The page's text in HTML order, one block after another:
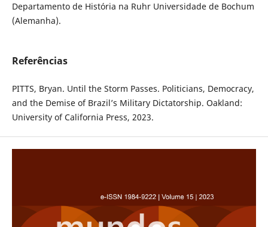
Departamento de História na Ruhr Universidade de Bochum
(Alemanha).
Referências
PITTS, Bryan. Until the Storm Passes. Politicians, Democracy,
and the Demise of Brazil’s Military Dictatorship. Oakland:
University of California Press, 2023.